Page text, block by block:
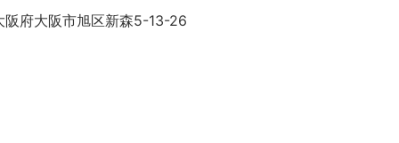
阪府大阪市旭区新森5-13-26